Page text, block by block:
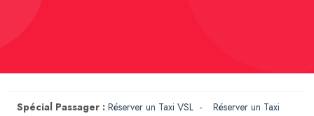
Spécial Passager : Réserver un Taxi VSL - Réserver un Taxi